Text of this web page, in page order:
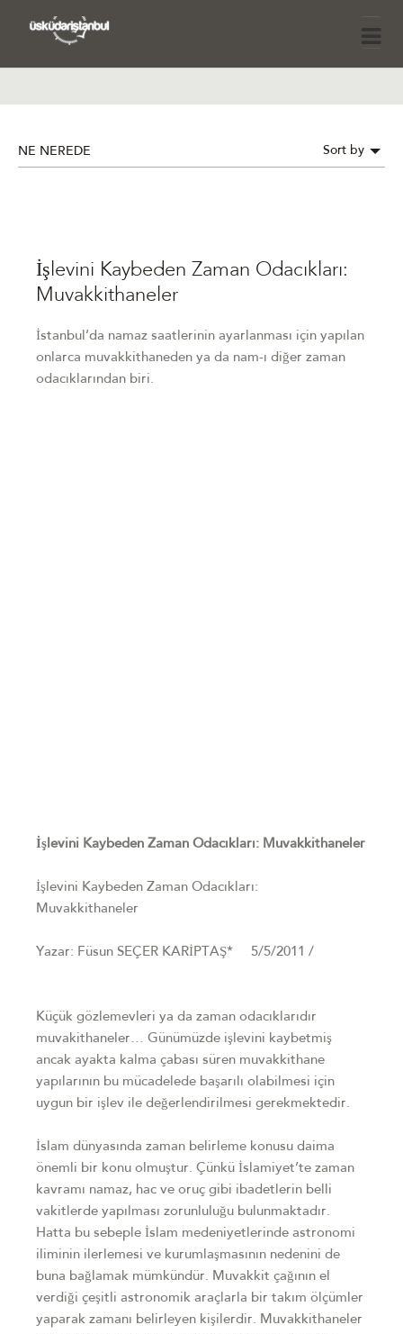
NE NEREDE Sort by
İşlevini Kaybeden Zaman Odacıkları:
Muvakkithaneler
İstanbul’da namaz saatlerinin ayarlanması için yapılan
onlarca muvakkithaneden ya da nam-ı diğer zaman
odacıklarından biri.
İşlevini Kaybeden Zaman Odacıkları: Muvakkithaneler
İşlevini Kaybeden Zaman Odacıkları:
Muvakkithaneler
Yazar: Füsun SEÇER KARİPTAŞ* 5/5/2011 /
Küçük gözlemevleri ya da zaman odacıklarıdır
muvakithaneler… Günümüzde işlevini kaybetmiş
ancak ayakta kalma çabası süren muvakkithane
yapılarının bu mücadelede başarılı olabilmesi için
uygun bir işlev ile değerlendirilmesi gerekmektedir.
İslam dünyasında zaman belirleme konusu daima
önemli bir konu olmuştur. Çünkü İslamiyet’te zaman
kavramı namaz, hac ve oruç gibi ibadetlerin belli
vakitlerde yapılması zorunluluğu bulunmaktadır.
Hatta bu sebeple İslam medeniyetlerinde astronomi
iliminin ilerlemesi ve kurumlaşmasının nedenini de
buna bağlamak mümkündür. Muvakkit çağının el
verdiği çeşitli astronomik araçlarla bir takım ölçümler
yaparak zamanı belirleyen kişilerdir. Muvakkithaneler